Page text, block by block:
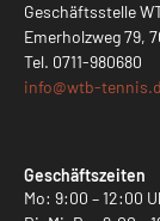
Geschäftsstelle
Emerholzweg 79,
Tel. 0711-980680
info@wtb-
Geschäftszeiten
Mo: 9:00 – 12:00